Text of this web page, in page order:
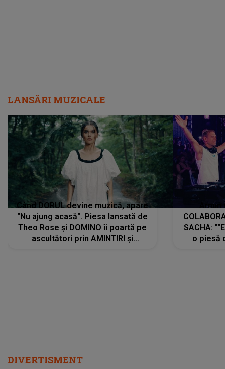
LANSĂRI MUZICALE
Când DORUL devine muzică, apare
"Nu ajung acasă". Piesa lansată de
Theo Rose și DOMINO îi poartă pe
ascultători prin AMINTIRI și
SACHA:
o piesă
DIVERTISMENT